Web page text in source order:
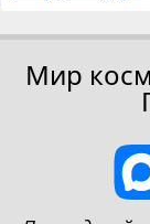
Мир